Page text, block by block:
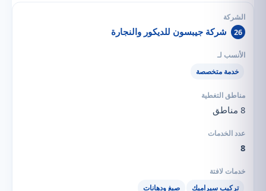
26 شركة جيبسون للديكور والنجارة
خدمة متخصصة
8 مناطق
8
تركيب سيراميك صبغ ودهانات